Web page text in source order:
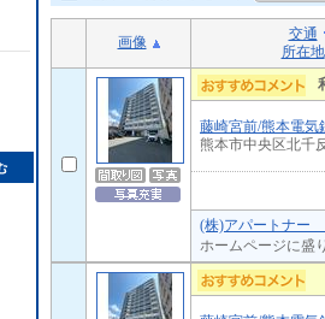
画像
交通
所在地
藤崎宮前/熊本電気
熊本市中央区北千
(株)アパートナー
ホームページに盛